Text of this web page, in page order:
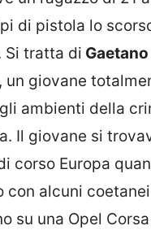
di pistola lo
Si tratta di
, un giovane
ambienti della
Il giovane si
corso Europa
con alcuni
su una Opel